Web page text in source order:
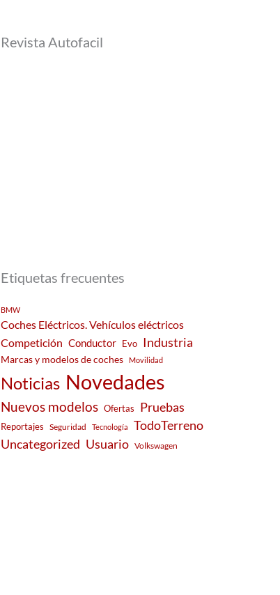
Revista Autofacil
Etiquetas frecuentes
BMW
Coches Eléctricos. Vehículos eléctricos
Competición Conductor Evo Industria
Marcas y modelos de coches Movilidad
Noticias Novedades
Nuevos modelos Ofertas Pruebas
Reportajes Seguridad Tecnología
TodoTerreno
Uncategorized Usuario Volkswagen